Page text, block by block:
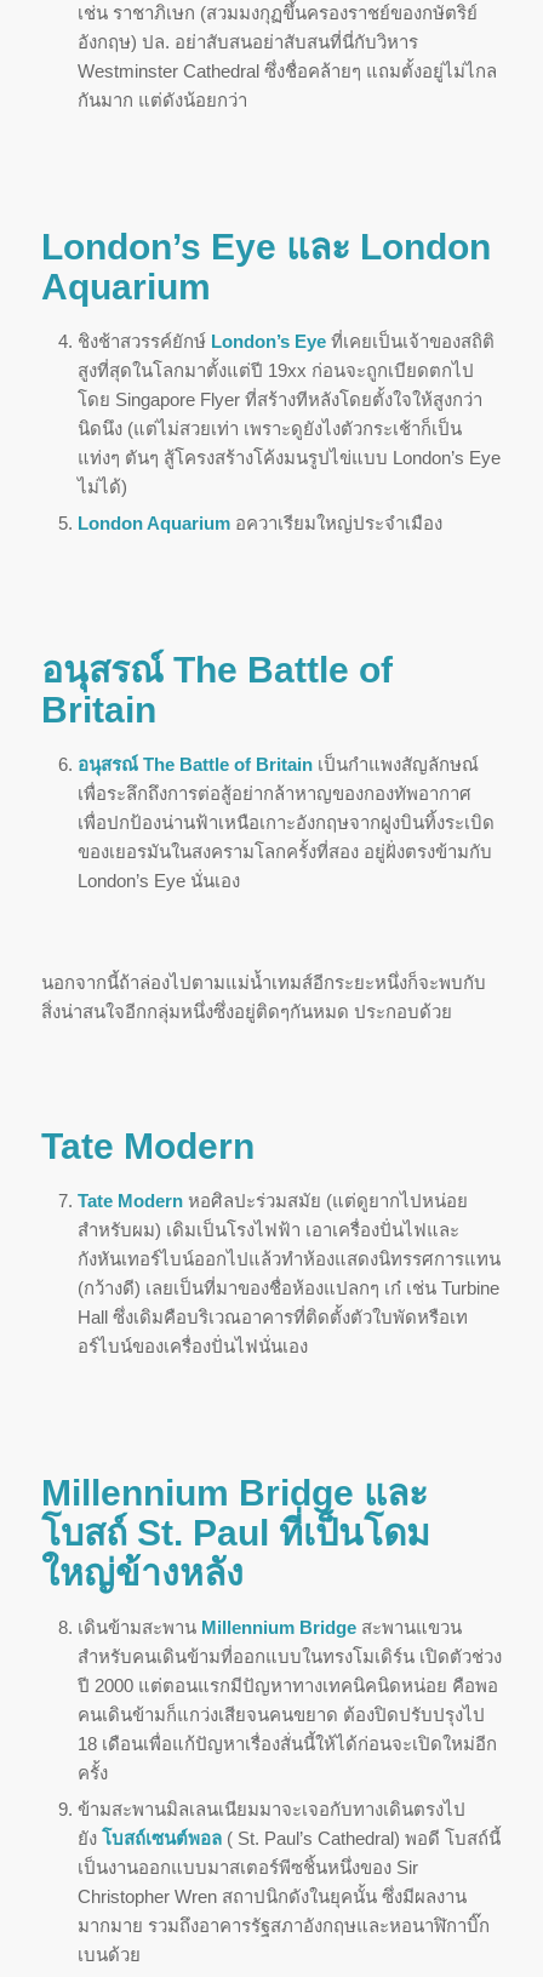
เช่น ราชาภิเษก (สวมมงกุฏขึ้นครองราชย์ของกษัตริย์
อังกฤษ) ปล. อย่าสับสนอย่าสับสนที่นี่กับวิหาร
Westminster Cathedral ซึ่งชื่อคล้ายๆ แถมตั้งอยู่ไม่ไกล
กันมาก แต่ดังน้อยกว่า
London’s Eye และ London
Aquarium
ชิงช้าสวรรค์ยักษ์ London’s Eye ที่เคยเป็นเจ้าของสถิติ
สูงที่สุดในโลกมาตั้งแต่ปี 19xx ก่อนจะถูกเบียดตกไป
โดย Singapore Flyer ที่สร้างทีหลังโดยตั้งใจให้สูงกว่า
นิดนึง (แต่ไม่สวยเท่า เพราะดูยังไงตัวกระเช้าก็เป็น
แท่งๆ ตันๆ สู้โครงสร้างโค้งมนรูปไข่แบบ London’s Eye
ไม่ได้)
London Aquarium อควาเรียมใหญ่ประจำเมือง
อนุสรณ์ The Battle of
Britain
อนุสรณ์ The Battle of Britain เป็นกำแพงสัญลักษณ์
เพื่อระลึกถึงการต่อสู้อย่ากล้าหาญของกองทัพอากาศ
เพื่อปกป้องน่านฟ้าเหนือเกาะอังกฤษจากฝูงบินทิ้งระเบิด
ของเยอรมันในสงครามโลกครั้งที่สอง อยู่ฝั่งตรงข้ามกับ
London’s Eye นั่นเอง
นอกจากนี้ถ้าล่องไปตามแม่น้ำเทมส์อีกระยะหนึ่งก็จะพบกับ
สิ่งน่าสนใจอีกกลุ่มหนึ่งซึ่งอยู่ติดๆกันหมด ประกอบด้วย
Tate Modern
Tate Modernหอศิลปะร่วมสมัย (แต่ดูยากไปหน่อย
สำหรับผม) เดิมเป็นโรงไฟฟ้า เอาเครื่องปั่นไฟและ
กังหันเทอร์ไบน์ออกไปแล้วทำห้องแสดงนิทรรศการแทน
(กว้างดี) เลยเป็นที่มาของชื่อห้องแปลกๆ เก๋ เช่น Turbine
Hall ซึ่งเดิมคือบริเวณอาคารที่ติดตั้งตัวใบพัดหรือเท
อร์ไบน์ของเครื่องปั่นไฟนั่นเอง
Millennium Bridge และ
โบสถ์ St. Paul ที่เป็นโดม
ใหญ่ข้างหลัง
เดินข้ามสะพาน Millennium Bridgeสะพานแขวน
สำหรับคนเดินข้ามที่ออกแบบในทรงโมเดิร์น เปิดตัวช่วง
ปี 2000 แต่ตอนแรกมีปัญหาทางเทคนิคนิดหน่อย คือพอ
คนเดินข้ามก็แกว่งเสียจนคนขยาด ต้องปิดปรับปรุงไป
18 เดือนเพื่อแก้ปัญหาเรื่องสั่นนี้ให้ได้ก่อนจะเปิดใหม่อีก
ครั้ง
ข้ามสะพานมิลเลนเนียมมาจะเจอกับทางเดินตรงไป
ยัง โบสถ์เซนต์พอล( St. Paul’s Cathedral) พอดี โบสถ์นี้
เป็นงานออกแบบมาสเตอร์พีซชิ้นหนึ่งของ Sir
Christopher Wren สถาปนิกดังในยุคนั้น ซึ่งมีผลงาน
มากมาย รวมถึงอาคารรัฐสภาอังกฤษและหอนาฬิกาบิ๊ก
เบนด้วย